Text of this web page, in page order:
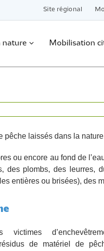
Site régional
nature Mobilisation
pêche laissés dans la
ou encore au fond de
des plombs, des leurres,
entières ou brisées), des
victimes
de matériel de